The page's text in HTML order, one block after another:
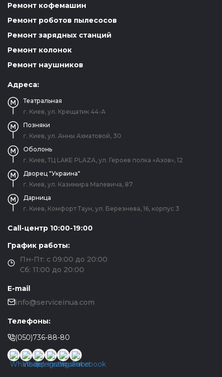
Ремонт кофемашин
Ремонт роботов пылесосов
Ремонт зарядных станций
Ремонт колонок
Ремонт наушников
Адреса:
Театральная
г. Киев, ул. Крещатик 44-А
Позняки
г. Киев, ул. Анны Ахматовой, 30
Оболонь
г. Киев, ТЦ LAKE PLAZA, ул. Героев полка «Азов», 12
Дворец "Украина"
г. Киев, ул. Казимира Малевича, 87
Дарница
г. Киев, Комфорт Таун, ул. Березнева, 16, корпус 3
Call-центр 10:00-19:00
График работы:
Пн-Пт: с 09:00 до 20:00
Сб: 11:00 до 20:00
E-mail
info@serviceinua.com
Телефоны:
(050)736-88-80